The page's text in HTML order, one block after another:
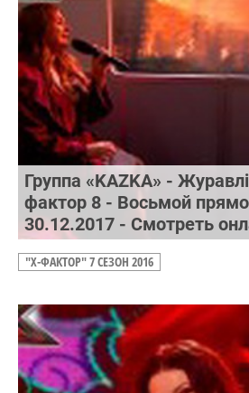
Группа «KAZKA» -
фактор 8 - Восьмой
30.12.2017 - Смотреть
"Х-ФАКТОР" 7 СЕЗОН 2016